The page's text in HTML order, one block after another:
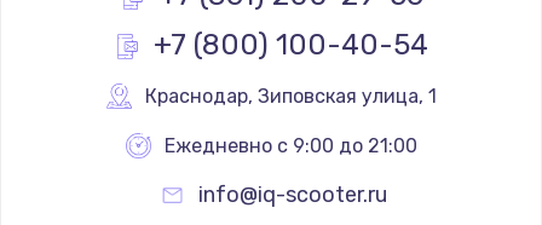
Замена реле
Замена термопредохранителя
700 руб.
+7 (800) 100-40-54
Краснодар, Зиповская улица, 1
Ежедневно с 9:00 до 21:00
info@iq-scooter.ru